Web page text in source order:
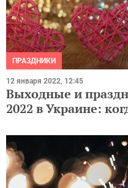
ПРАЗДНИКИ
12 января 2022, 12:45
Выходные и
2022 в Украине: